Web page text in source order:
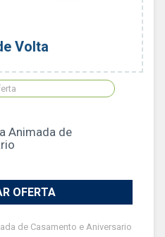
Volta
Animada de
OFERTA
de Casamento e Aniversario